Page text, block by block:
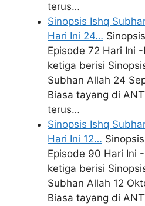
terus…
Sinopsis Ishq
Hari Ini 24…
Episode 72 Hari Ini
ketiga berisi
Subhan Allah 24
Biasa tayang di
terus…
Sinopsis Ishq
Hari Ini 12…
Episode 90 Hari Ini
ketiga berisi
Subhan Allah 12
Biasa tayang di